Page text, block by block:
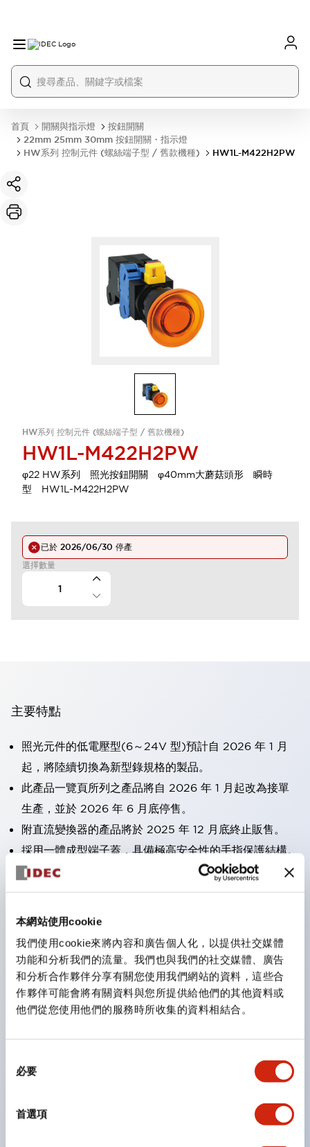
本網站使用cookie
我們使用cookie來將內容和廣告個人化，以提供社交媒體
功能和分析我們的流量。我們也與我們的社交媒體、廣告
和分析合作夥伴分享有關您使用我們網站的資料，這些合
作夥伴可能會將有關資料與您所提供給他們的其他資料或
他們從您使用他們的服務時所收集的資料相結合。
必要
首選項
首頁 開關與指示燈
按鈕開關
22mm 25mm 30mm 按鈕開關・指示燈
HW系列 控制元件 (螺絲端子型 / 舊款機種)
HW1L-M422H2PW
HW系列 控制元件 (螺絲端子型 / 舊款機種)
HW1L-M422H2PW
φ22 HW系列 照光按鈕開關 φ40mm大蘑菇頭形 瞬時
型 HW1L-M422H2PW
已於 2026/06/30 停產
選擇數量
主要特點
照光元件的低電壓型(6～24V 型)預計自 2026 年 1 月
起，將陸續切換為新型錄規格的製品。
此產品一覽頁所列之產品將自 2026 年 1 月起改為接單
生產，並於 2026 年 6 月底停售。
附直流變換器的產品將於 2025 年 12 月底終止販售。
採用一體成型端子蓋，具備極高安全性的手指保護結構。
接點部採用自清潔滾動接觸方式，維持穩定導通性能。
防護結構可防止水或油從面板前方滲入：IP65（僅雙按
鈕開關為 IP40）。
三種功能集結於一顆開關。
完整支援全球各地需求的多種電壓規格。
一顆 LED 燈泡即可呈現六種顏色（LSRD 燈泡）。以往
需分色管理的 LED 燈泡，如今可用單一顆燈泡呈現多種
顏色。
可清楚辨識正方平頭形指示燈的亮燈/熄燈狀態，以及點
符合 ISO 3864-4 安全色規範：在危險或緊急狀況下，